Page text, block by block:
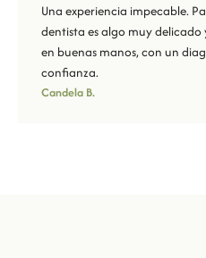
Una experiencia impecable.
dentista es algo muy delicado
en buenas manos, con un
confianza.
Candela B.